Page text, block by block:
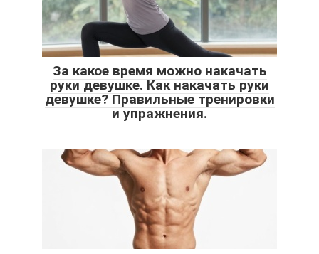
За какое время можно накачать
руки девушке. Как накачать руки
девушке? Правильные тренировки
и упражнения.